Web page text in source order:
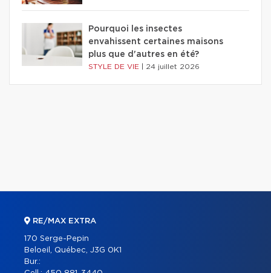
Pourquoi les insectes
envahissent certaines maisons
plus que d'autres en été?
STYLE DE VIE 24 juillet 2026
RE/MAX EXTRA
170 Serge-Pepin
Beloeil, Québec, J3G 0K1
Bur.: